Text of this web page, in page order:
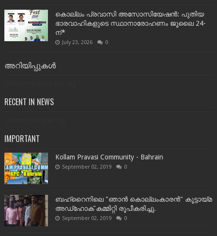
കൊല്ലം പ്രവാസി അസോസിയേഷൻ: പുതിയ
ഭാരവാഹികളുടെ സ്ഥാനാരോഹണം ജൂലൈ 24-
ന്*
July 23, 2026 0
അറിയിപ്പുകൾ
RECENT IN NEWS
IMPORTANT
Kollam Pravasi Community - Bahrain
September 02, 2019 0
ബഹ്‌റൈനിലെ "ഞാൻ കൊല്ലംകാരൻ" കൂട്ടായ്‌മ
അഡ്‌ഹോക് കമ്മിറ്റി രൂപീകരിച്ചു.
September 02, 2019 0